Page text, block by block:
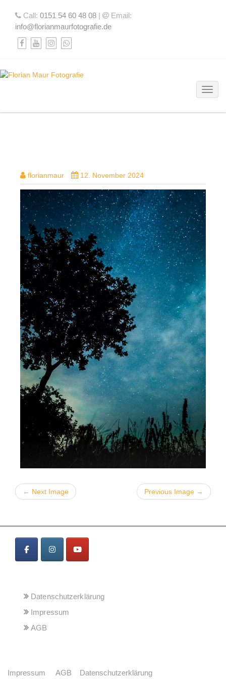
Call: 0151 54 60 48 08 |
Email:
info@florianmaurfotografie.de
florianmaur 12. November 2024
← Next Image Previous Image →
Datenschutzerklärung
Impressum
AGB
Impressum AGB Datenschutzerklärung